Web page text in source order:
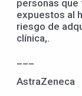
personas que
expuestos al
riesgo de
clínica,.
AstraZeneca